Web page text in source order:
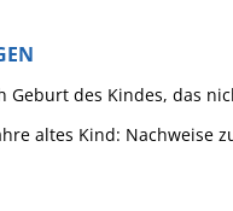
Geburt des Kindes, das
altes Kind: Nachweise